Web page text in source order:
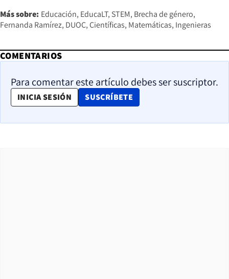
Más sobre: Educación EducaLT STEM Brecha de género
Fernanda Ramírez DUOC Científicas Matemáticas Ingenieras
COMENTARIOS
Para comentar este artículo debes ser suscriptor.
INICIA SESIÓN SUSCRÍBETE
OPENS IN NEW WINDOW